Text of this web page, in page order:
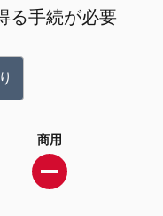
る手続が必要
商用